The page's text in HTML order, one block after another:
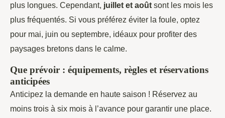
plus longues. Cependant, juillet et août sont les mois les
plus fréquentés. Si vous préférez éviter la foule, optez
pour mai, juin ou septembre, idéaux pour profiter des
paysages bretons dans le calme.
Que prévoir : équipements, règles et réservations
anticipées
Anticipez la demande en haute saison ! Réservez au
moins trois à six mois à l’avance pour garantir une place.